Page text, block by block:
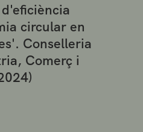
circular en
Conselleria
Comerç i